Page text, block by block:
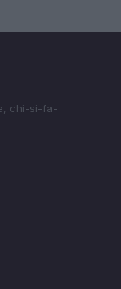
chi-si-fa-